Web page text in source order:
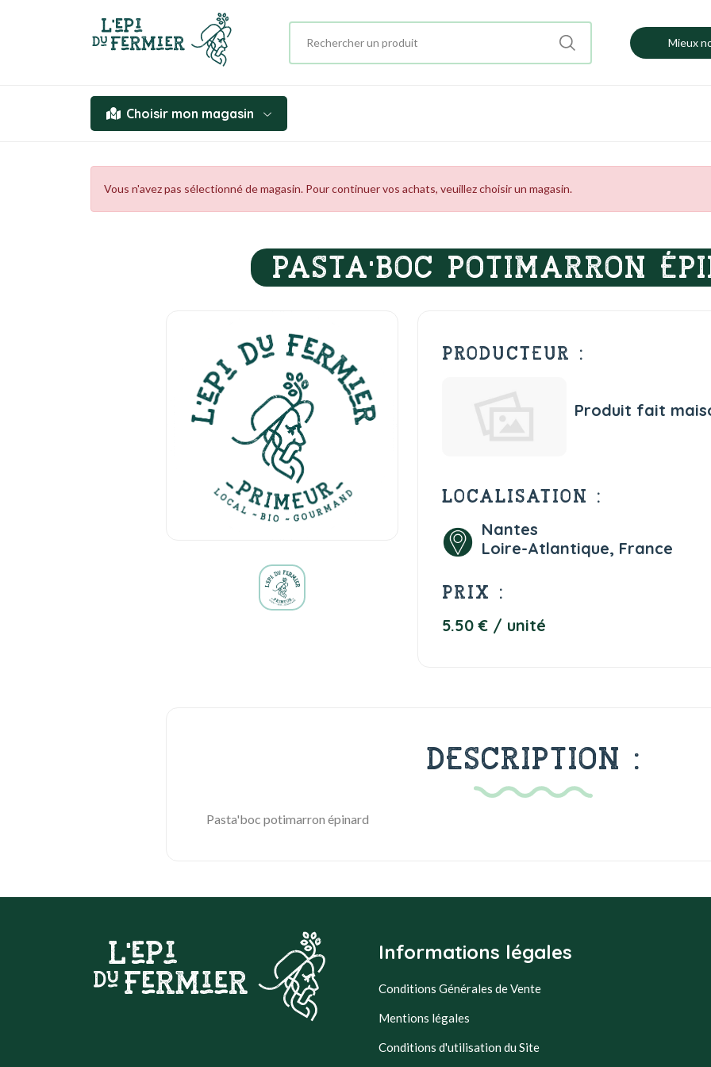
Mieux
Choisir mon magasin
Vous n'avez pas sélectionné de magasin. Pour continuer vos achats, veuillez choisir un magasin.
PASTA'BOC POTIMARRON
PRODUCTEUR :
Produit fait
LOCALISATION :
Nantes
Loire-Atlantique, France
PRIX :
5.50 € / unité
DESCRIPTION :
Pasta'boc potimarron épinard
Informations légales
Conditions Générales de Vente
Mentions légales
Conditions d'utilisation du Site